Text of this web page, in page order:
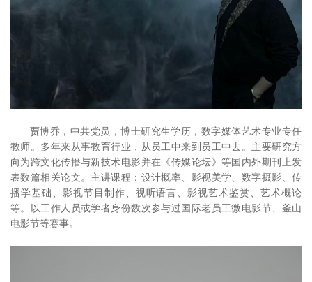
贾博乔，中共党员，博士研究生学历，数字媒体艺术专业专任
教师。多年来从事教育行业，从员工中来到员工中去。主要研究方
向为跨文化传播与新技术电影并在《传媒论坛》等国内外期刊上发
表数篇相关论文。主讲课程：设计概率、影视美学、数字摄影、传
播学基础、影视节目制作、视听语言、影视艺术鉴赏、艺术概论
等。以工作人员或学者身份数次参与过国际老员工微电影节、釜山
电影节等赛事。